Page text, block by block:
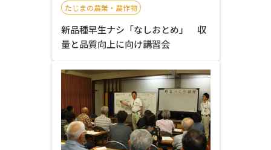
たじまの農業・農作物
新品種早生ナシ「なしおとめ」 収
量と品質向上に向け講習会